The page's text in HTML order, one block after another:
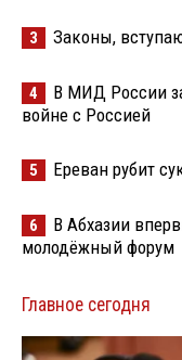
3 Законы,
4
В МИД России
войне с Россией
5 Ереван рубит
6
В Абхазии
молодёжный форум
Главное сегодня